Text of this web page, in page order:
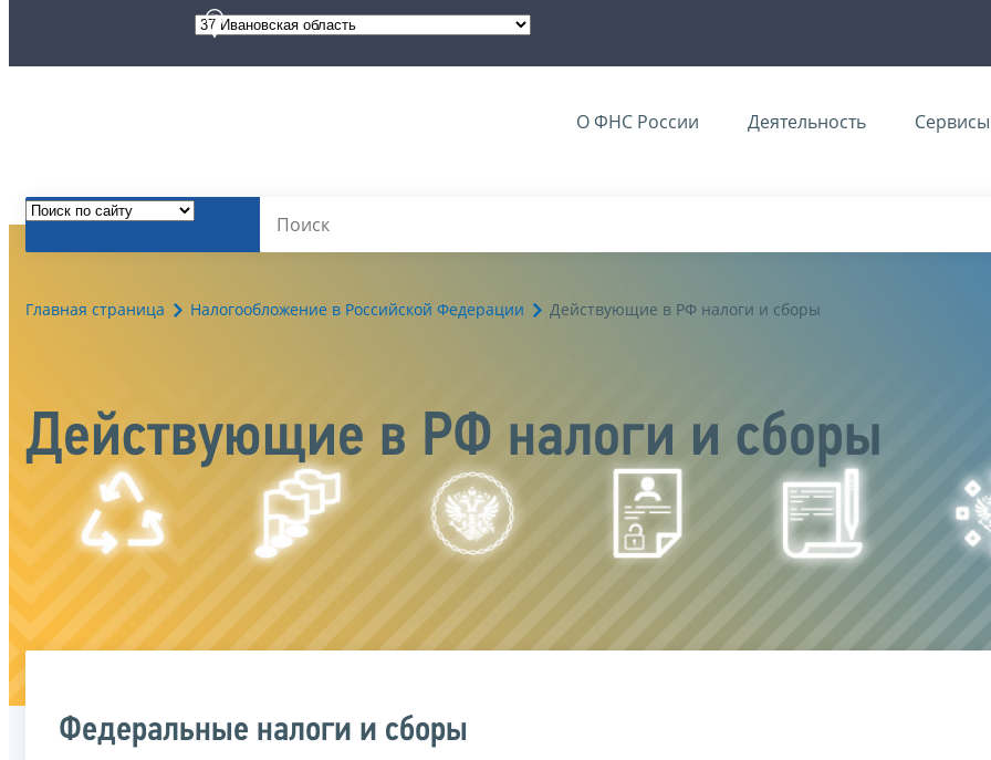
О ФНС России Деятельность Сервисы
Главная страница Налогообложение в Российской Федерации Действующие в РФ налоги и сборы
Действующие в РФ налоги и сборы
Федеральные налоги и сборы